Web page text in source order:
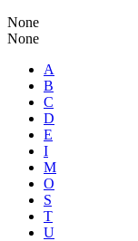
None
None
A
B
C
D
E
I
M
O
S
T
U